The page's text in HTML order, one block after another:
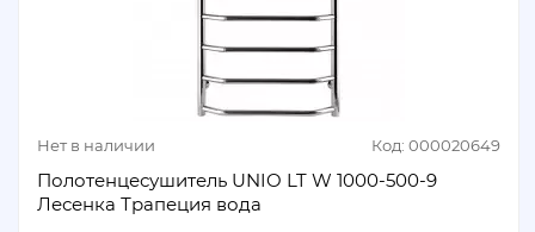
Нет в наличии Код: 000020649
Полотенцесушитель UNIO LT W 1000-500-9
Лесенка Трапеция вода